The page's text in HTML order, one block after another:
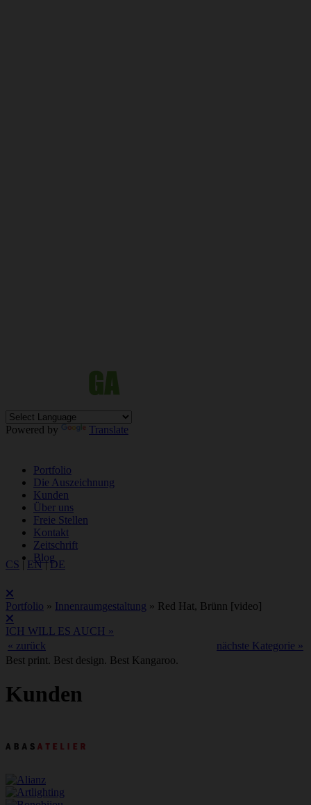
Powered by Translate
Portfolio
Die Auszeichnung
Kunden
Über uns
Freie Stellen
Kontakt
Zeitschrift
Blog
CS | EN|DE
Portfolio » Innenraumgestaltung » Red Hat, Brünn [video]
ICH WILL ES AUCH »
« zurück
nächste Kategorie »
Best print. Best design. Best Kangaroo.
Kunden